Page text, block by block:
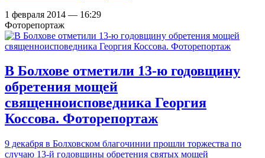
1 февраля 2014 — 16:29
Фоторепортаж
В Болхове отметили 13-ю годовщину
обретения мощей
священноисповедника Георгия
Коссова. Фоторепортаж
9 декабря в Болховском благочинии прошли торжества по
случаю 13-й годовщины обретения святых мощей